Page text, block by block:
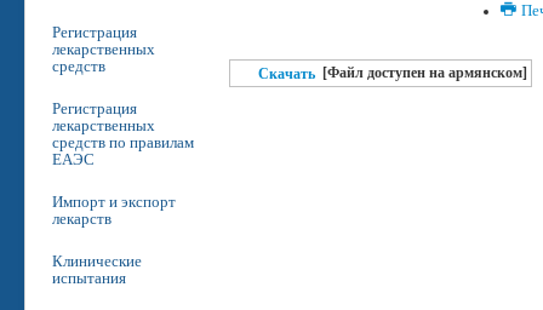
Регистрация
лекарственных
средств
Регистрация
лекарственных
средств по правилам
ЕАЭС
Импорт и экспорт
лекарств
Клинические
испытания
Скачать [Файл доступен на армянском]